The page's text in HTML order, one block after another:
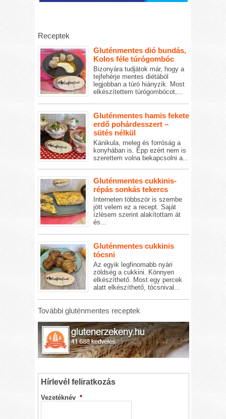
Receptek
Gluténmentes dió bundás,
Kolos féle túrógombóc
Bizonyára tudjátok már, hogy a
tejfehérje mentes diétából
legjobban a túró hiányzik. Most
elkészítettem túrógombócot,...
Gluténmentes hamis fekete
erdő pohárdesszert –
sütés nélkül
Kánikula, meleg és forróság a
konyhában is. Épp ezért nem is
szerettem volna bekapcsolni a...
Gluténmentes cukkinis-
répás sonkás tekercs
Interneten többször is szembe
jött velem ez a recept. Saját
ízlésem szerint alakítottam át
és...
Gluténmentes cukkinis
tócsni
Az egyik legfinomabb nyári
zöldség a cukkini. Könnyen
elkészíthető. Most egy percek
alatt elkészíthető, tócsnival...
További gluténmentes receptek
Hírlevél feliratkozás
Vezetéknév *